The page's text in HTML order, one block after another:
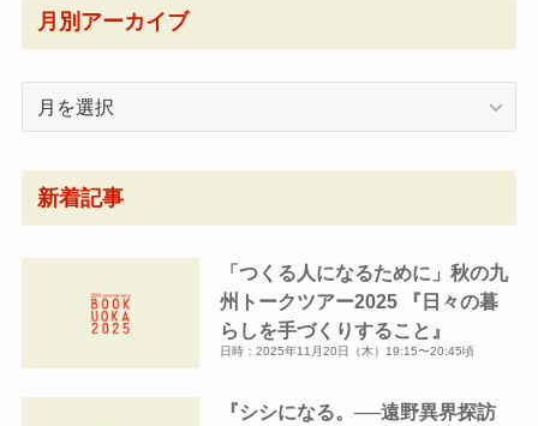
月別アーカイブ
ー
カ
新着記事
「つくる人になるために」秋の九
州トークツアー2025 『日々の暮
らしを手づくりすること』
日時：2025年11月20日（木）19:15〜20:45頃
『シシになる。──遠野異界探訪